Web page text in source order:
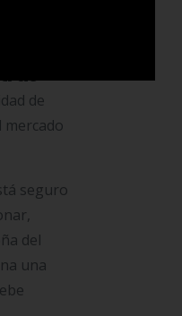
de
mercado
seguro
del
una